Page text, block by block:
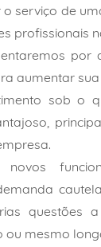
serviço de
profissionais
por
aumentar
sob o
questões
ou mesmo